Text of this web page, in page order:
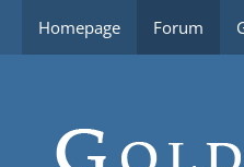
Homepage Forum